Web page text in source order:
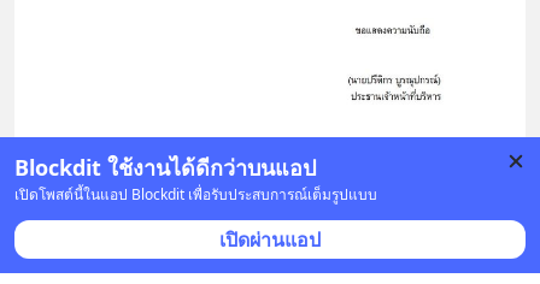
Blockdit ใช้งานได้ดีกว่าบนแอป
เปิดโพสต์นี้ในแอป Blockdit เพื่อรับประสบการณ์เต็มรูปแบบ
เปิดผ่านแอป
บันทึก
J